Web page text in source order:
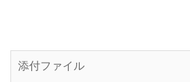
添付ファイル